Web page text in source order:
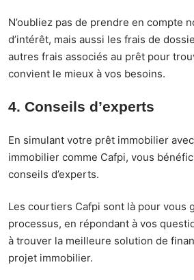
N’oubliez pas de prendre en compte
d’intérêt, mais aussi les frais de
autres frais associés au prêt pour
convient le mieux à vos besoins.
4. Conseils d’experts
En simulant votre prêt immobilier
immobilier comme Cafpi, vous
conseils d’experts.
Les courtiers Cafpi sont là pour vous
processus, en répondant à vos
à trouver la meilleure solution de
projet immobilier.